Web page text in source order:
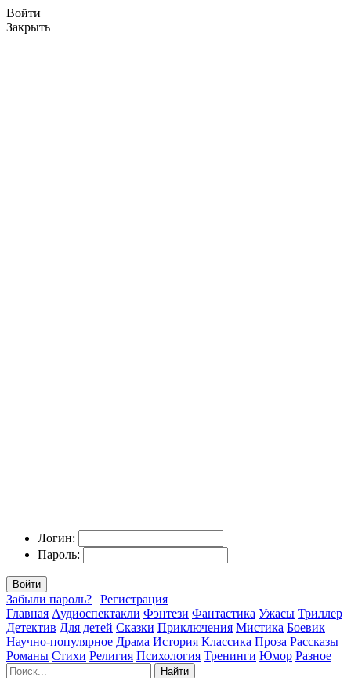
Войти
Закрыть
Логин:
Пароль:
Войти
Забыли пароль? | Регистрация
Главная Аудиоспектакли Фэнтези Фантастика Ужасы Триллер
Детектив Для детей Сказки Приключения Мистика Боевик
Научно-популярное Драма История Классика Проза Рассказы
Романы Стихи Религия Психология Тренинги Юмор Разное
Найти